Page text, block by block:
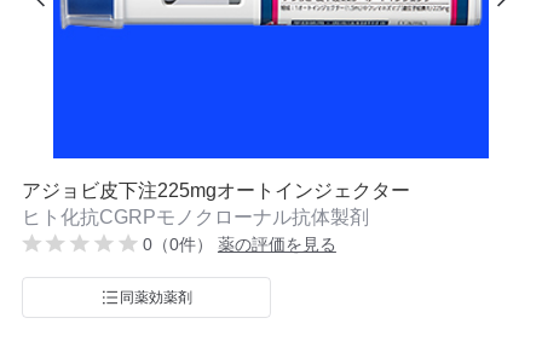
アジョビ皮下注225mgオートインジェクター
ヒト化抗CGRPモノクローナル抗体製剤
0（0件） 薬の評価を見る
同薬効薬剤